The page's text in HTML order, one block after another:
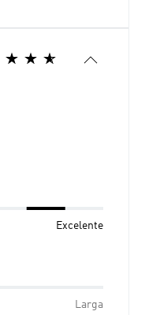
Excelente
Larga